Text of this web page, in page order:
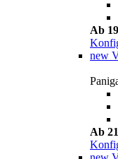
Ab
new
Ab